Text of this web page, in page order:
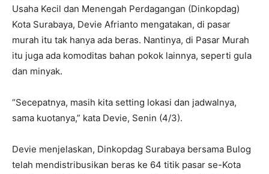
Usaha Kecil dan Menengah Perdagangan (Dinkopdag)
Kota Surabaya, Devie Afrianto mengatakan, di pasar
murah itu tak hanya ada beras. Nantinya, di Pasar Murah
itu juga ada komoditas bahan pokok lainnya, seperti gula
dan minyak.
“Secepatnya, masih kita setting lokasi dan jadwalnya,
sama kuotanya,” kata Devie, Senin (4/3).
Devie menjelaskan, Dinkopdag Surabaya bersama Bulog
telah mendistribusikan beras ke 64 titik pasar se-Kota